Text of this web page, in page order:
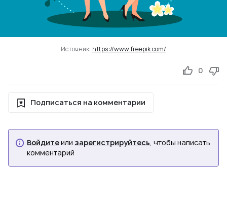
Источник: https://www.freepik.com/
0
Подписаться на комментарии
Войдитеили зарегистрируйтесь, чтобы написать
комментарий